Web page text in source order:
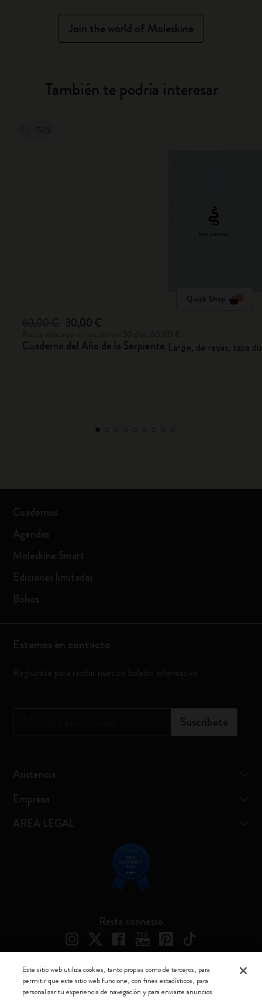
Join the world of Moleskine
También te podría interesar
Quick Shop
30,00 €
Cuaderno del Año de la Serpiente Large, de rayas, tapa
Cuadernos
Agendas
Moleskine Smart
Ediciones limitadas
Bolsos
Estemos en contacto
Regístrate para recibir nuestro boletín informativo
Suscríbete
Asistencia
Empresa
AREA LEGAL
Resta connesso
Moleskine ® es una marca registrada de Moleskine Srl a socio unico
Este sitio web utiliza cookies, tanto propias como de terceros, para
permitir que este sitio web funcione, con fines estadísticos, para
personalizar tu experiencia de navegación y para enviarte anuncios